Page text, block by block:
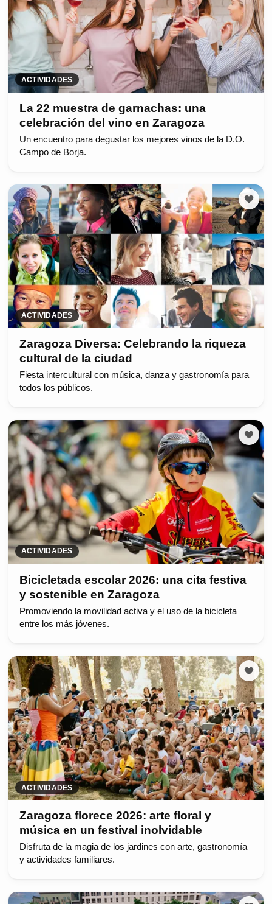
ACTIVIDADES
La 22 muestra de garnachas: una
celebración del vino en Zaragoza
Un encuentro para degustar los mejores vinos de la D.O.
Campo de Borja.
ACTIVIDADES
Zaragoza Diversa: Celebrando la riqueza
cultural de la ciudad
Fiesta intercultural con música, danza y gastronomía para
todos los públicos.
ACTIVIDADES
Bicicletada escolar 2026: una cita festiva
y sostenible en Zaragoza
Promoviendo la movilidad activa y el uso de la bicicleta
entre los más jóvenes.
ACTIVIDADES
Zaragoza florece 2026: arte floral y
música en un festival inolvidable
Disfruta de la magia de los jardines con arte, gastronomía
y actividades familiares.